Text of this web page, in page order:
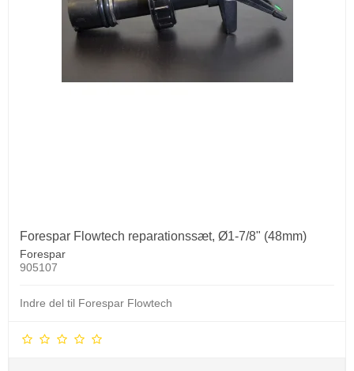
Forespar Flowtech reparationssæt, Ø1-7/8" (48mm)
Forespar
905107
Indre del til Forespar Flowtech